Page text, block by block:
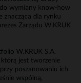
wymiany know-how
znacząca dla rynku
Zarządu W.KRUK
W.KRUK S.A.
którą jest tworzenie
poszanowaniu ich
wspólną,